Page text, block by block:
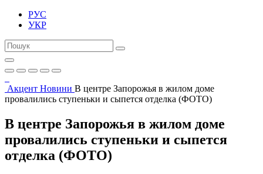
РУС
УКР
Акцент Новини В центре Запорожья в жилом доме
провалились ступеньки и сыпется отделка (ФОТО)
В центре Запорожья в жилом доме
провалились ступеньки и сыпется
отделка (ФОТО)